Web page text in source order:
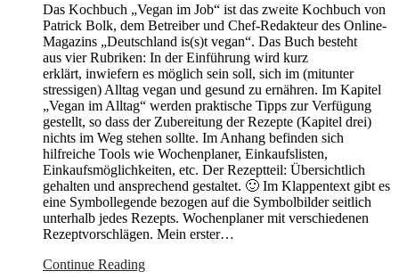
Das Kochbuch „Vegan im Job“ ist das zweite Kochbuch von
Patrick Bolk, dem Betreiber und Chef-Redakteur des Online-
Magazins „Deutschland is(s)t vegan“. Das Buch besteht
aus vier Rubriken: In der Einführung wird kurz
erklärt, inwiefern es möglich sein soll, sich im (mitunter
stressigen) Alltag vegan und gesund zu ernähren. Im Kapitel
„Vegan im Alltag“ werden praktische Tipps zur Verfügung
gestellt, so dass der Zubereitung der Rezepte (Kapitel drei)
nichts im Weg stehen sollte. Im Anhang befinden sich
hilfreiche Tools wie Wochenplaner, Einkaufslisten,
Einkaufsmöglichkeiten, etc. Der Rezeptteil: Übersichtlich
gehalten und ansprechend gestaltet. 🙂 Im Klappentext gibt es
eine Symbollegende bezogen auf die Symbolbilder seitlich
unterhalb jedes Rezepts. Wochenplaner mit verschiedenen
Rezeptvorschlägen. Mein erster…
Continue Reading